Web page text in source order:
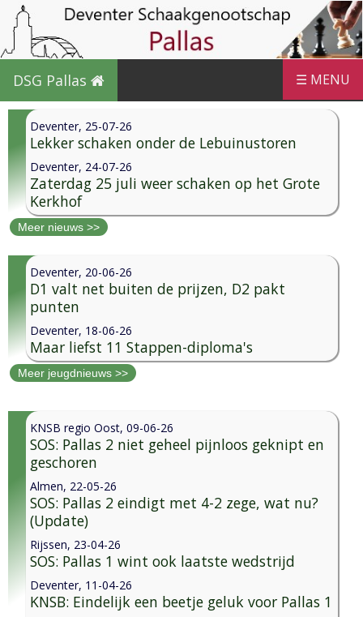
DSG Pallas ☰ MENU
Deventer, 25-07-26
Lekker schaken onder de Lebuinustoren
Deventer, 24-07-26
Zaterdag 25 juli weer schaken op het Grote
Kerkhof
Meer nieuws >>
Deventer, 20-06-26
D1 valt net buiten de prijzen, D2 pakt
punten
Deventer, 18-06-26
Maar liefst 11 Stappen-diploma's
Meer jeugdnieuws >>
KNSB regio Oost, 09-06-26
SOS: Pallas 2 niet geheel pijnloos geknipt en
geschoren
Almen, 22-05-26
SOS: Pallas 2 eindigt met 4-2 zege, wat nu?
(Update)
Rijssen, 23-04-26
SOS: Pallas 1 wint ook laatste wedstrijd
Deventer, 11-04-26
KNSB: Eindelijk een beetje geluk voor Pallas 1